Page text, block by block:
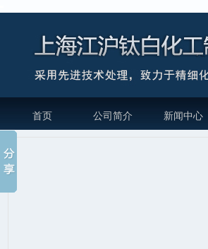
首页 公司简介 新闻中心